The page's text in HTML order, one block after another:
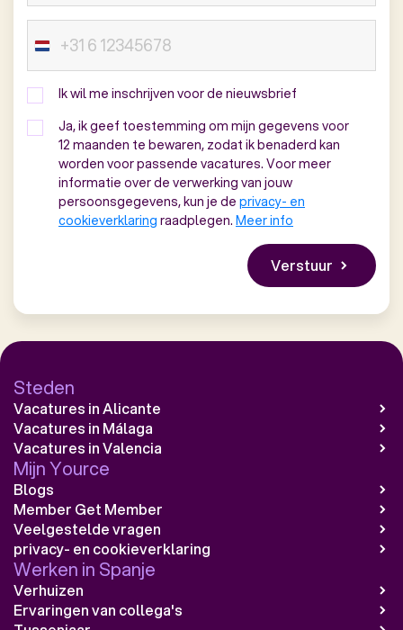
Ik wil me inschrijven voor de nieuwsbrief
Ja, ik geef toestemming om mijn gegevens voor
12 maanden te bewaren, zodat ik benaderd kan
worden voor passende vacatures. Voor meer
informatie over de verwerking van jouw
persoonsgegevens, kun je de privacy- en
cookieverklaring raadplegen. Meer info
Steden
Vacatures in Alicante
Vacatures in Málaga
Vacatures in Valencia
Mijn Yource
Blogs
Member Get Member
Veelgestelde vragen
privacy- en cookieverklaring
Werken in Spanje
Verhuizen
Ervaringen van collega's